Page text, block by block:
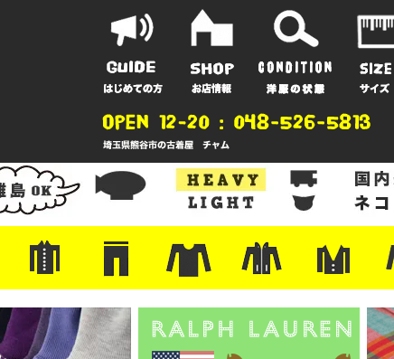
/ボーリング
・ラルフ/ブランド
・無地/チェック/ストライプ
・ワーク/ミリタリー/ウエスタ
・ネル/ウール ・ショートパンツ
・アウトドア/グラミチ
・ジーンズ/ペインター
・Levi's RED
・ミリタリー/ワーク
・コーデュロイ/スタプレ
・コットン/スラックス/チノ
・オーバーオール/つなぎ
・ジャージ/スウェット/ナイロ
ン
・セントジェームス/ルミノア
・ロンT/サーマル/ラグビー・プリント/半袖/スウェット
・チャンピオン/リバース
・パーカー ・デニム/コットン
・アウトドア/フリース
・ジャージ/ナイロン
・ミリタリー/ワーク
・ウール/レザー
・スーツ/ジレ